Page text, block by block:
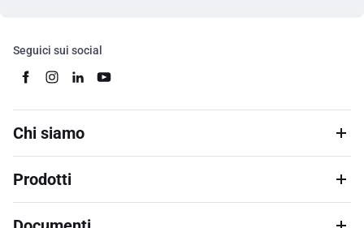
Seguici sui social
Chi siamo
Prodotti